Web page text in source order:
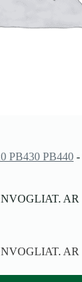
PB430 PB440 -
AR
AR